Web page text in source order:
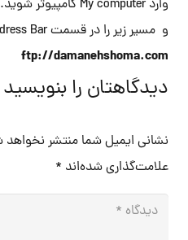
وارد My computer کامپیوتر شوید.
و مسیر زیر را در قسمت Address Bar وارد کنید.
ftp://damanehshoma.com
دیدگاهتان را بنویسید
نشانی ایمیل شما منتشر
علامت‌گذاری شده‌اند *